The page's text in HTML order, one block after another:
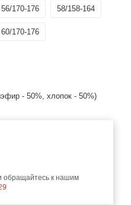
56/170-176 58/158-164
60/170-176
- 50%, хлопок - 50%)
обращайтесь к нашим